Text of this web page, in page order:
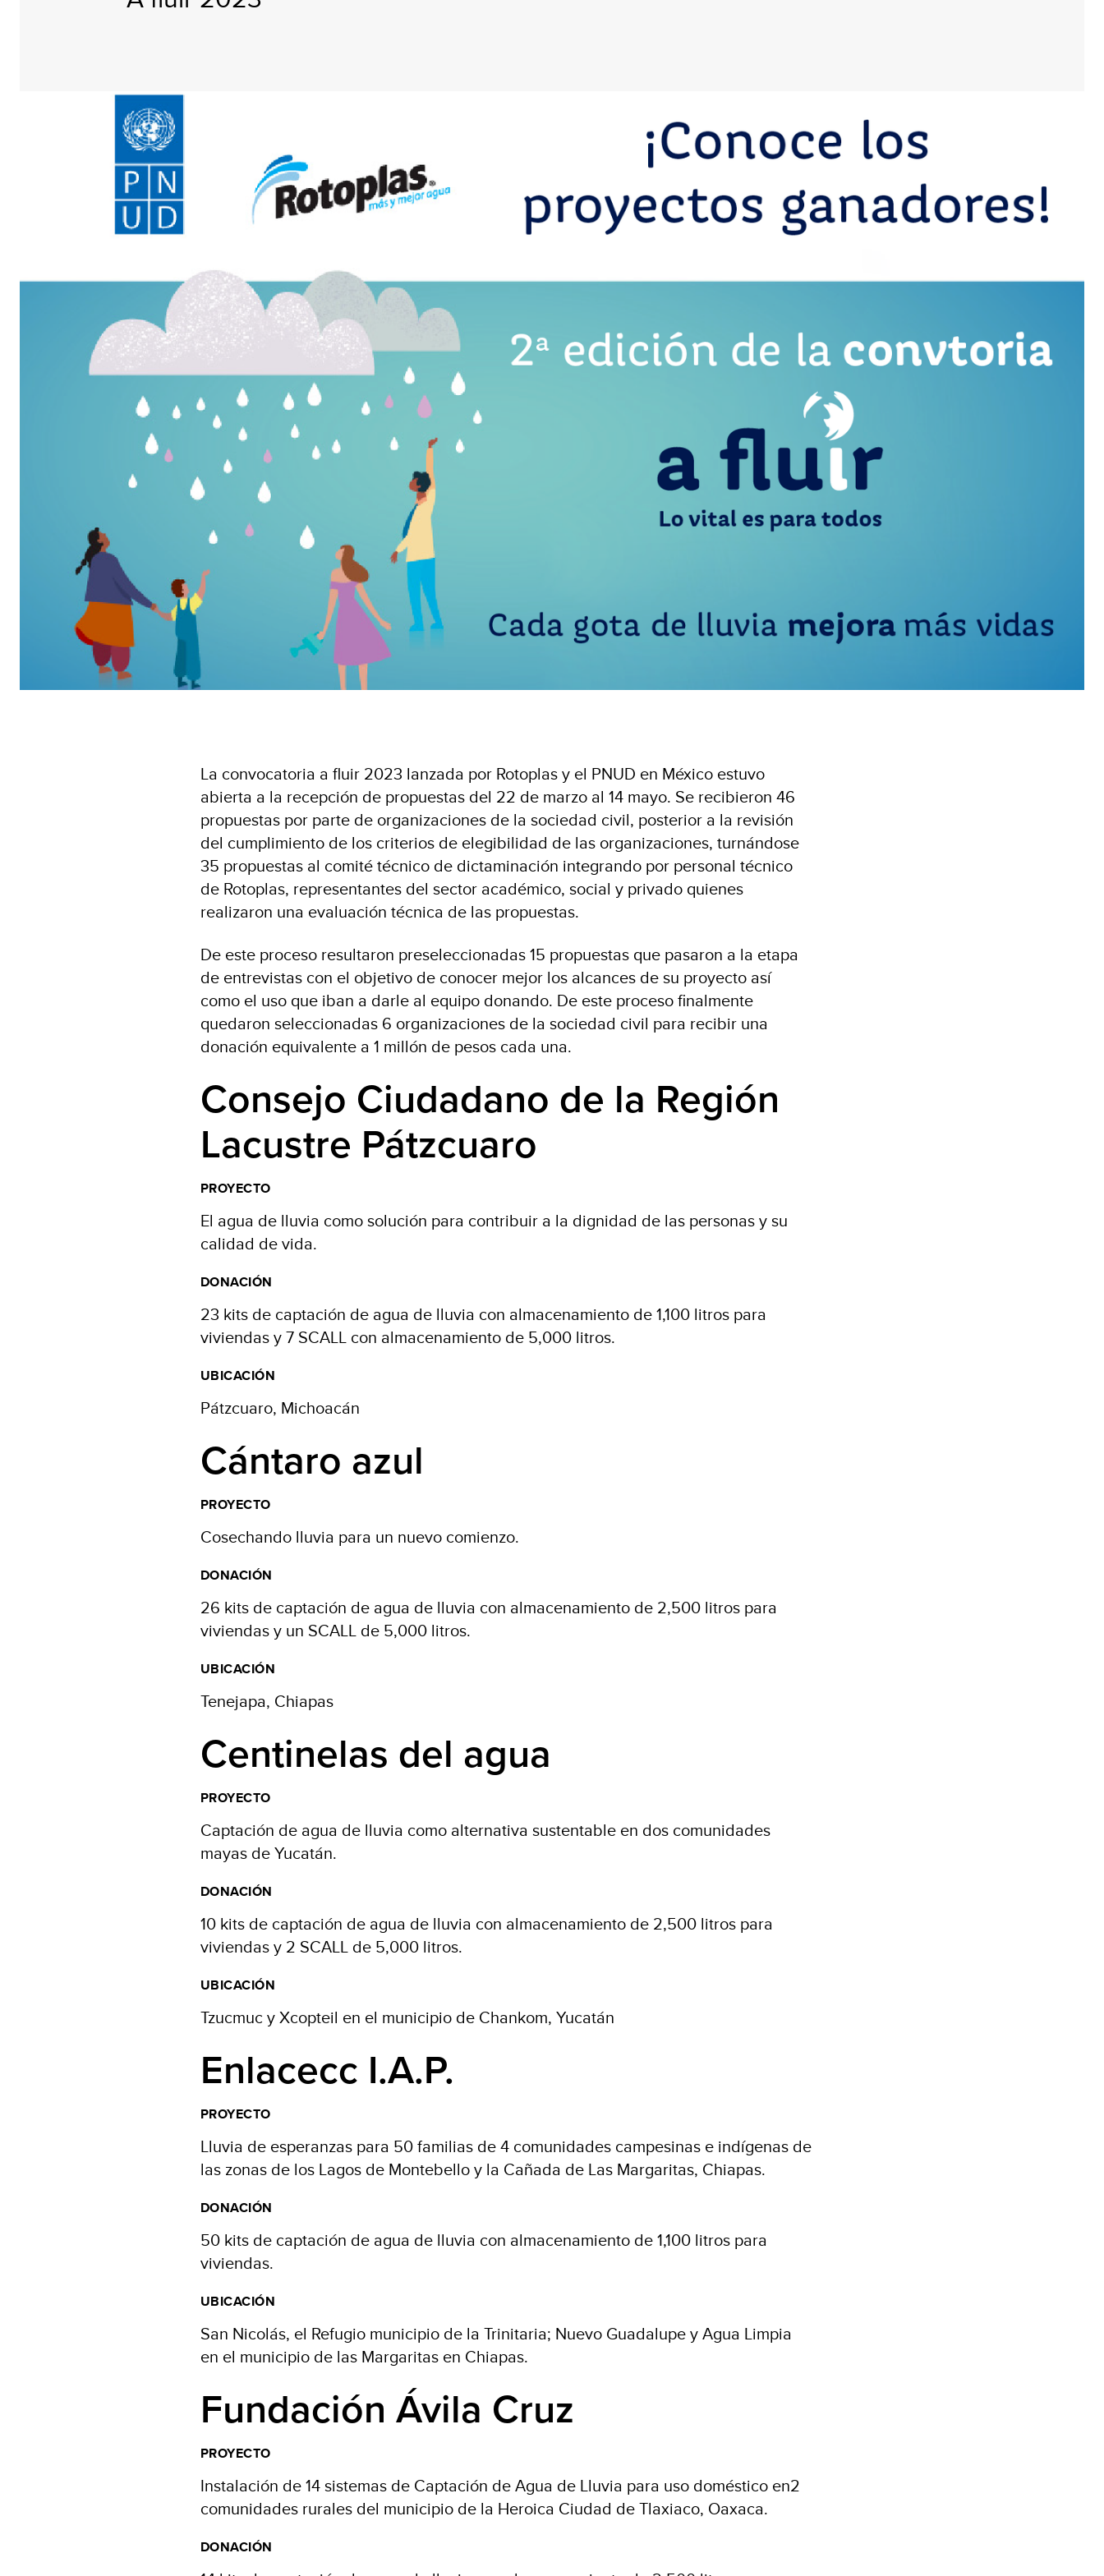
La convocatoria a fluir 2023 lanzada por Rotoplas y el PNUD en México estuvo
abierta a la recepción de propuestas del 22 de marzo al 14 mayo. Se recibieron 46
propuestas por parte de organizaciones de la sociedad civil, posterior a la revisión
del cumplimiento de los criterios de elegibilidad de las organizaciones, turnándose
35 propuestas al comité técnico de dictaminación integrando por personal técnico
de Rotoplas, representantes del sector académico, social y privado quienes
realizaron una evaluación técnica de las propuestas.
De este proceso resultaron preseleccionadas 15 propuestas que pasaron a la etapa
de entrevistas con el objetivo de conocer mejor los alcances de su proyecto así
como el uso que iban a darle al equipo donando. De este proceso finalmente
quedaron seleccionadas 6 organizaciones de la sociedad civil para recibir una
donación equivalente a 1 millón de pesos cada una.
Consejo Ciudadano de la Región
Lacustre Pátzcuaro
PROYECTO
El agua de lluvia como solución para contribuir a la dignidad de las personas y su
calidad de vida.
DONACIÓN
23 kits de captación de agua de lluvia con almacenamiento de 1,100 litros para
viviendas y 7 SCALL con almacenamiento de 5,000 litros.
UBICACIÓN
Pátzcuaro, Michoacán
Cántaro azul
PROYECTO
Cosechando lluvia para un nuevo comienzo.
DONACIÓN
26 kits de captación de agua de lluvia con almacenamiento de 2,500 litros para
viviendas y un SCALL de 5,000 litros.
UBICACIÓN
Tenejapa, Chiapas
Centinelas del agua
PROYECTO
Captación de agua de lluvia como alternativa sustentable en dos comunidades
mayas de Yucatán.
DONACIÓN
10 kits de captación de agua de lluvia con almacenamiento de 2,500 litros para
viviendas y 2 SCALL de 5,000 litros.
UBICACIÓN
Tzucmuc y Xcopteil en el municipio de Chankom, Yucatán
Enlacecc I.A.P.
PROYECTO
Lluvia de esperanzas para 50 familias de 4 comunidades campesinas e indígenas de
las zonas de los Lagos de Montebello y la Cañada de Las Margaritas, Chiapas.
DONACIÓN
50 kits de captación de agua de lluvia con almacenamiento de 1,100 litros para
viviendas.
UBICACIÓN
San Nicolás, el Refugio municipio de la Trinitaria; Nuevo Guadalupe y Agua Limpia
en el municipio de las Margaritas en Chiapas.
Fundación Ávila Cruz
PROYECTO
Instalación de 14 sistemas de Captación de Agua de Lluvia para uso doméstico en2
comunidades rurales del municipio de la Heroica Ciudad de Tlaxiaco, Oaxaca.
DONACIÓN